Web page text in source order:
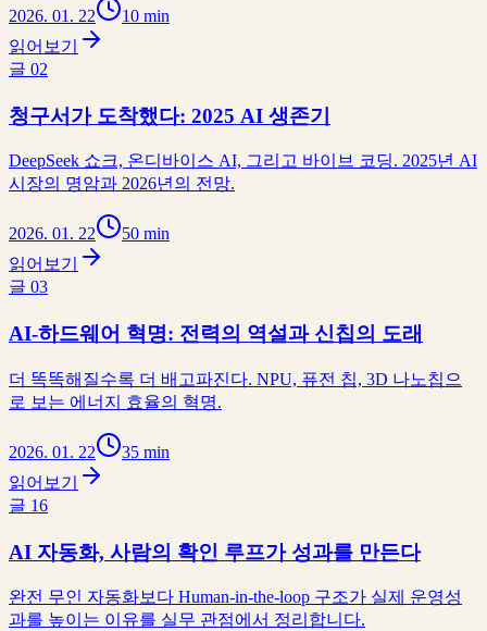
2026. 01. 22
10 min
읽어보기
글 02
청구서가 도착했다: 2025 AI 생존기
DeepSeek 쇼크, 온디바이스 AI, 그리고 바이브 코딩. 2025년 AI
시장의 명암과 2026년의 전망.
2026. 01. 22
50 min
읽어보기
글 03
AI-하드웨어 혁명: 전력의 역설과 신칩의 도래
더 똑똑해질수록 더 배고파진다. NPU, 퓨전 칩, 3D 나노칩으
로 보는 에너지 효율의 혁명.
2026. 01. 22
35 min
읽어보기
글 16
AI 자동화, 사람의 확인 루프가 성과를 만든다
완전 무인 자동화보다 Human-in-the-loop 구조가 실제 운영성
과를 높이는 이유를 실무 관점에서 정리합니다.